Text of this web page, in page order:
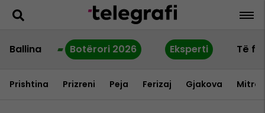
Ballina Botërori 2026 Eksperti Të
Prishtina Prizreni Peja Ferizaj Gjakova